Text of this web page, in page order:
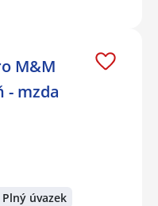
M&M
- mzda
Plný úvazek